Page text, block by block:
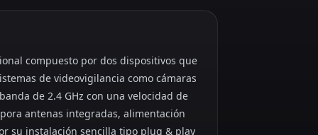
compuesto por dos dispositivos que
de videovigilancia como cámaras
de 2.4 GHz con una velocidad de
antenas integradas, alimentación
su instalación sencilla tipo plug & play